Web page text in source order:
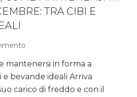
TRA CIBI E
diet,
come
mantenersi
mantenersi in forma a
e bevande ideali Arriva
carico di freddo e con il